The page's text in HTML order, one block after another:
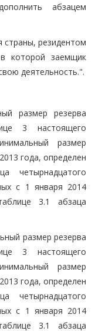
абзацем
страны, резидентом
которой заемщик
деятельность.".
размер резерва
3 настоящего
размер
года, определен
четырнадцатого
с 1 января 2014
3.1 абзаца
размер резерва
3 настоящего
размер
года, определен
четырнадцатого
с 1 января 2014
3.1 абзаца